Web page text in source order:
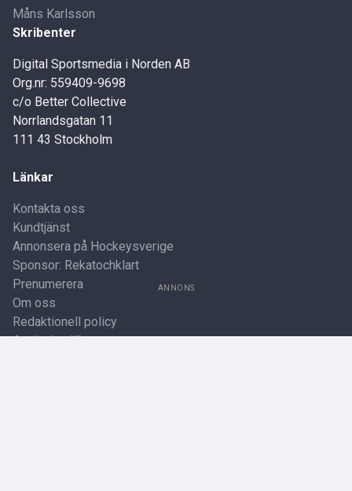
ANNONS
Måns Karlsson
Skribenter
Digital Sportsmedia i Norden AB
Org.nr: 559409-9698
c/o Better Collective
Norrlandsgatan 11
111 43 Stockholm
Länkar
Kontakta oss
Kundtjänst
Annonsera på Hockeysverige
Sponsor: Rekatochklart
Prenumerera
Om oss
Redaktionell policy
Användarvillkor